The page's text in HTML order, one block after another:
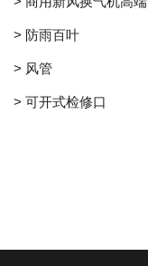
> 防雨百叶
> 风管
> 可开式检修口